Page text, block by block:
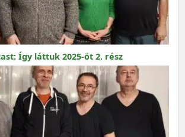
Így láttuk 2025-öt 2. rész